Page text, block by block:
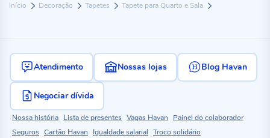
Início Decoração Tapetes Tapete para Quarto e Sala
Atendimento Nossas lojas Blog Havan
Negociar dívida
Nossa história Lista de presentes Vagas Havan
Painel do colaborador
Seguros Cartão Havan Igualdade salarial Troco solidário